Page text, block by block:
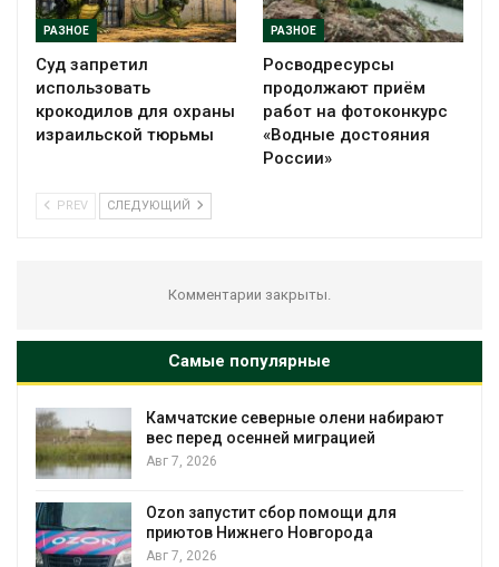
РАЗНОЕ
Суд запретил
использовать
крокодилов для охраны
израильской тюрьмы
РАЗНОЕ
Росводресурсы
продолжают приём
работ на фотоконкурс
«Водные достояния
России»
PREV СЛЕДУЮЩИЙ
Комментарии закрыты.
Самые популярные
северные олени набирают
осенней миграцией
2026
запустит сбор помощи для
Нижнего Новгорода
2026
Тайфун,